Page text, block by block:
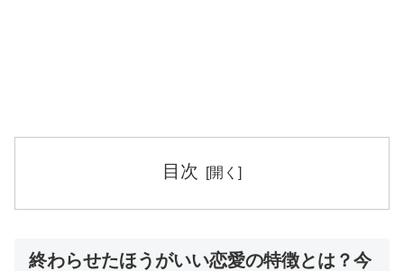
目次
終わらせたほうがいい恋愛の特徴とは？今